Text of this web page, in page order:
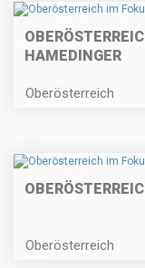
HAMEDINGER
Oberösterreich
Oberösterreich